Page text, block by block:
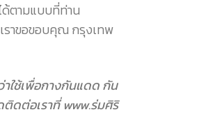
ตามแบบที่ท่าน
ราขอขอบคุณ กรุงเทพ
ใช้เพื่อกางกันแดด กัน
ดต่อเราที่ www.ร่มศิริ